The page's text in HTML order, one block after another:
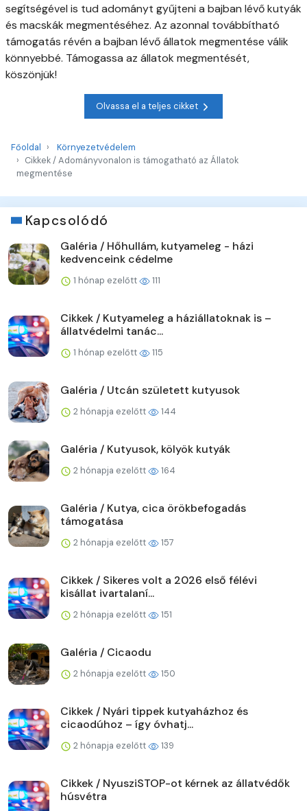
segítségével is tud adományt gyűjteni a bajban lévő kutyák
és macskák megmentéséhez. Az azonnal továbbítható
támogatás révén a bajban lévő állatok megmentése válik
könnyebbé. Támogassa az állatok megmentését,
köszönjük!
Olvassa el a teljes cikket
Főoldal
Környezetvédelem
Cikkek / Adományvonalon is támogatható az Állatok
megmentése
Kapcsolódó
Galéria / Hőhullám, kutyameleg - házi
kedvenceink cédelme
1 hónap ezelőtt 111
Cikkek / Kutyameleg a háziállatoknak is –
állatvédelmi tanác...
1 hónap ezelőtt 115
Galéria / Utcán született kutyusok
2 hónapja ezelőtt 144
Galéria / Kutyusok, kölyök kutyák
2 hónapja ezelőtt 164
Galéria / Kutya, cica örökbefogadás
támogatása
2 hónapja ezelőtt 157
Cikkek / Sikeres volt a 2026 első félévi
kisállat ivartalaní...
2 hónapja ezelőtt 151
Galéria / Cicaodu
2 hónapja ezelőtt 150
Cikkek / Nyári tippek kutyaházhoz és
cicaodúhoz – így óvhatj...
2 hónapja ezelőtt 139
Cikkek / NyusziSTOP-ot kérnek az állatvédők
húsvétra